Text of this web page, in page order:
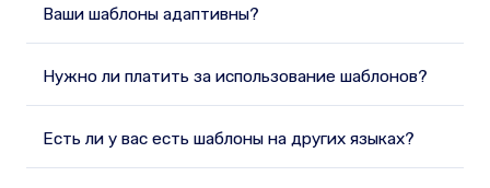
Ваши шаблоны адаптивны?
Нужно ли платить за использование шаблонов?
Есть ли у вас есть шаблоны на других языках?